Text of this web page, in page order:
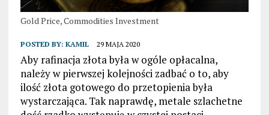
Gold Price, Commodities Investment
POSTED BY: KAMIL 29 MAJA 2020
Aby rafinacja złota była w ogóle opłacalna,
należy w pierwszej kolejności zadbać o to, aby
ilość złota gotowego do przetopienia była
wystarczająca. Tak naprawdę, metale szlachetne